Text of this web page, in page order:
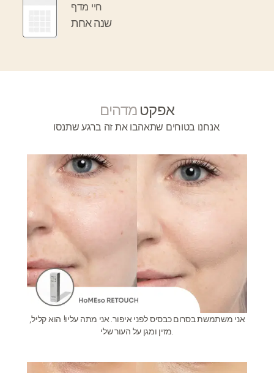
חיי מדף
שנה אחת
אפקט מדהים
אנחנו בטוחים שתאהבו את זה ברגע שתנסו.
אני משתמשת בסרום כבסיס לפני איפור. אני מתה עליו! הוא קליל,
מזין ומגן על העור שלי.